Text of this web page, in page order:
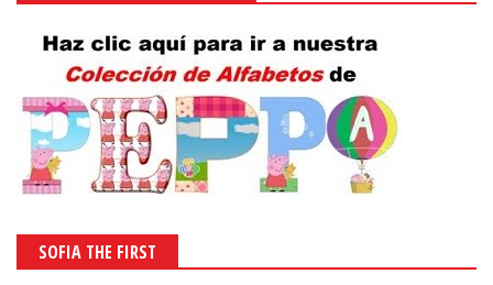
SOFIA THE FIRST